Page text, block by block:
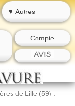
▼ Autres
Compte
de Lille (59) :